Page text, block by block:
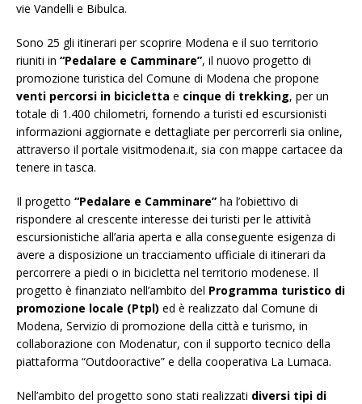
vie Vandelli e Bibulca.
Sono 25 gli itinerari per scoprire Modena e il suo territorio
riuniti in “Pedalare e Camminare”, il nuovo progetto di
promozione turistica del Comune di Modena che propone
venti percorsi in bicicletta e cinque di trekking, per un
totale di 1.400 chilometri, fornendo a turisti ed escursionisti
informazioni aggiornate e dettagliate per percorrerli sia online,
attraverso il portale visitmodena.it, sia con mappe cartacee da
tenere in tasca.
Il progetto “Pedalare e Camminare” ha l’obiettivo di
rispondere al crescente interesse dei turisti per le attività
escursionistiche all’aria aperta e alla conseguente esigenza di
avere a disposizione un tracciamento ufficiale di itinerari da
percorrere a piedi o in bicicletta nel territorio modenese. Il
progetto è finanziato nell’ambito del Programma turistico di
promozione locale (Ptpl) ed è realizzato dal Comune di
Modena, Servizio di promozione della città e turismo, in
collaborazione con Modenatur, con il supporto tecnico della
piattaforma “Outdooractive” e della cooperativa La Lumaca.
Nell’ambito del progetto sono stati realizzati diversi tipi di